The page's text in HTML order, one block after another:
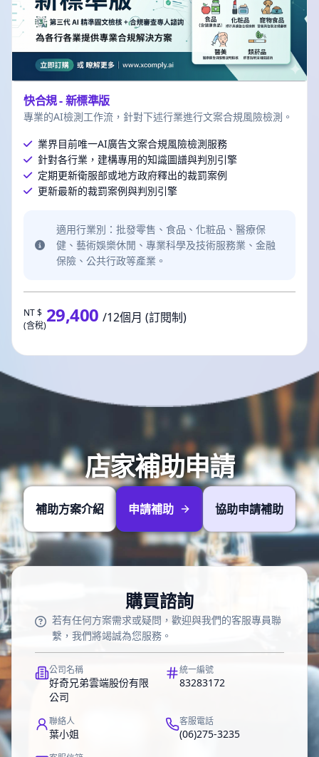
快合規 - 新標準版
專業的AI檢測工作流，針對下述行業進行文案合規風險檢測。
業界目前唯一AI廣告文案合規風險檢測服務
針對各行業，建構專用的知識圖譜與判別引擎
定期更新衛服部或地方政府釋出的裁罰案例
更新最新的裁罰案例與判別引擎
適用行業別：批發零售、食品、化粧品、醫療保
健、藝術娛樂休閒、專業科學及技術服務業、金融
保險、公共行政等產業。
NT $
(含稅)29,400 /12個月 (訂閱制)
店家補助申請
補助方案介紹 申請補助 協助申請補助
購買諮詢
若有任何方案需求或疑問，歡迎與我們的客服專員聯
繫，我們將竭誠為您服務。
公司名稱
好奇兄弟雲端股份有限
公司
統一編號
83283172
聯絡人
葉小姐
客服電話
(06)275-3235